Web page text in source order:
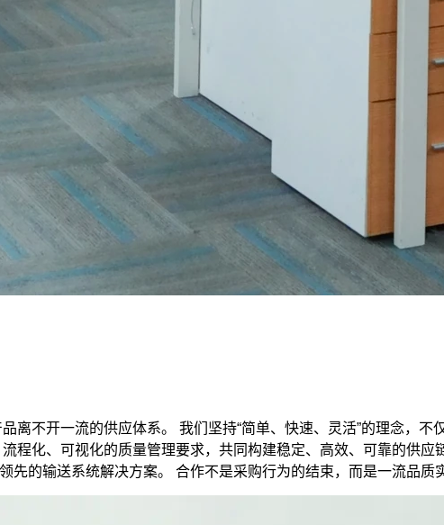
离不开一流的供应体系。 我们坚持“简单、快速、灵活”的理念，不
程化、可视化的质量管理要求，共同构建稳定、高效、可靠的供应
的输送系统解决方案。 合作不是采购行为的结束，而是一流品质